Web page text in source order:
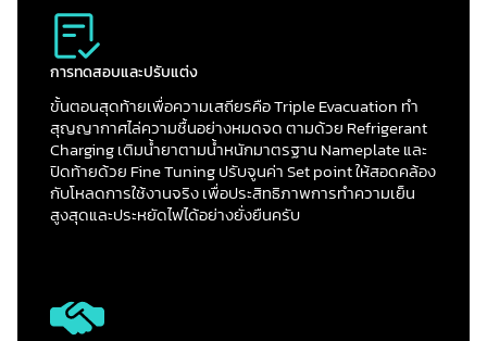
การทดสอบและปรับแต่ง
ขั้นตอนสุดท้ายเพื่อความเสถียรคือ Triple Evacuation ทำ
สุญญากาศไล่ความชื้นอย่างหมดจด ตามด้วย Refrigerant
Charging เติมน้ำยาตามน้ำหนักมาตรฐาน Nameplate และ
ปิดท้ายด้วย Fine Tuning ปรับจูนค่า Set point ให้สอดคล้อง
กับโหลดการใช้งานจริง เพื่อประสิทธิภาพการทำความเย็น
สูงสุดและประหยัดไฟได้อย่างยั่งยืนครับ